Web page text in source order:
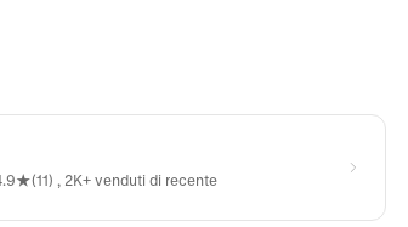
, 2K+ venduti di recente